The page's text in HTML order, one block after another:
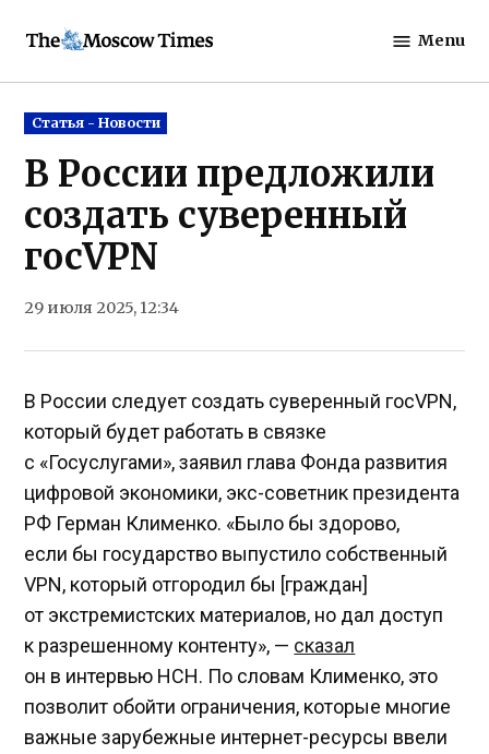
Moscow
Menu
Posted
in
Статья - Новости
В России предложили
создать суверенный
госVPN
29 июля 2025, 12:34
В России следует создать суверенный госVPN,
который будет работать в связке
с «Госуслугами», заявил глава Фонда развития
цифровой экономики, экс-советник президента
РФ Герман Клименко. «Было бы здорово,
если бы государство выпустило собственный
VPN, который отгородил бы [граждан]
от экстремистских материалов, но дал доступ
к разрешенному контенту», — сказал
он в интервью НСН. По словам Клименко, это
позволит обойти ограничения, которые многие
важные зарубежные интернет-ресурсы ввели